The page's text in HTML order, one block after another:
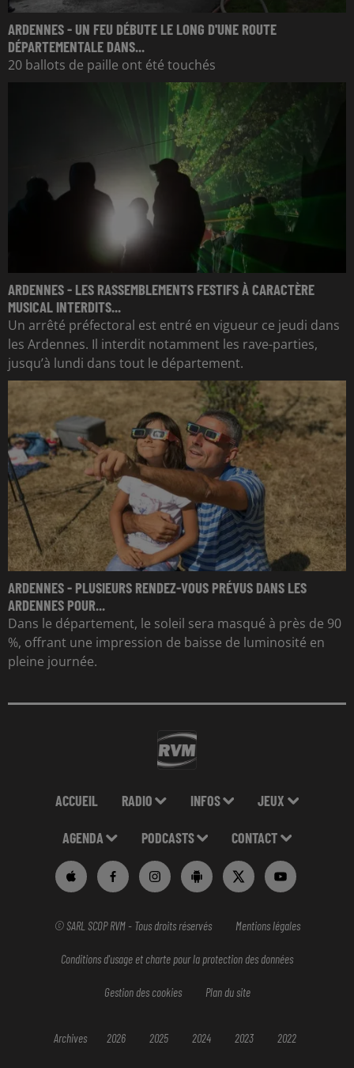
ARDENNES - UN FEU DÉBUTE LE LONG D'UNE ROUTE
DÉPARTEMENTALE DANS...
20 ballots de paille ont été touchés
ARDENNES - LES RASSEMBLEMENTS FESTIFS À CARACTÈRE
MUSICAL INTERDITS...
Un arrêté préfectoral est entré en vigueur ce jeudi dans
les Ardennes. Il interdit notamment les rave-parties,
jusqu’à lundi dans tout le département.
ARDENNES - PLUSIEURS RENDEZ-VOUS PRÉVUS DANS LES
ARDENNES POUR...
Dans le département, le soleil sera masqué à près de 90
%, offrant une impression de baisse de luminosité en
pleine journée.
ACCUEIL RADIO INFOS JEUX
AGENDA PODCASTS CONTACT
© SARL SCOP RVM - Tous droits réservés Mentions légales
Conditions d'usage et charte pour la protection des données
Gestion des cookies Plan du site
Archives 2026 2025 2024 2023 2022